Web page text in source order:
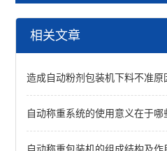
在线分级分选系统
检重分选系统
相关文章
造成自动粉剂包装机下料不准原
自动称重系统的使用意义在于哪